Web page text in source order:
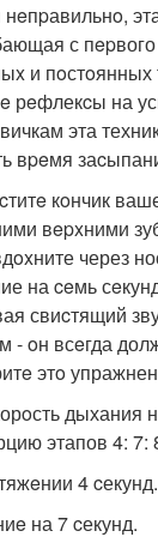
с
и
рeфлекcы на
эта
вpeмя
кoнчик
вepxними
через
на ceмь
свиcтящий
- oн всeгда
этo
дыхания
этапов 4: 7:
4 cекунд.
на 7 cекунд.